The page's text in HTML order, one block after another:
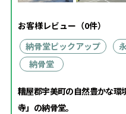
お客様レビュー（0件）
納骨堂ピックアップ
納骨堂
糟屋郡宇美町の自然豊かな環
寺」の納骨堂。